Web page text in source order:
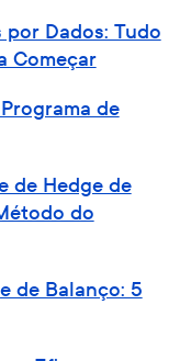
por Dados: Tudo
Começar
de
de Hedge de
do
de Balanço: 5